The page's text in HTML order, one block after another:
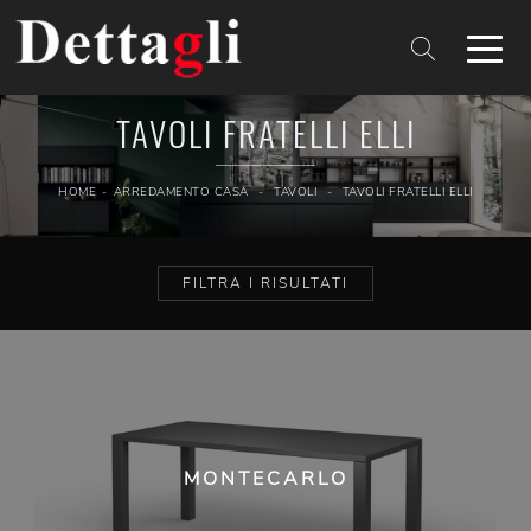
TAVOLI FRATELLI ELLI
HOME - ARREDAMENTO CASA - TAVOLI - TAVOLI FRATELLI ELLI
FILTRA I RISULTATI
MONTECARLO